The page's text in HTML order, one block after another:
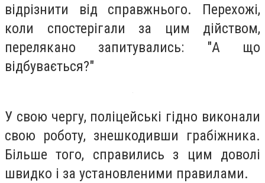
відрізнити від справжнього. Перехожі,
коли спостерігали за цим дійством,
перелякано запитувались: "А що
відбувається?"
У свою чергу, поліцейські гідно виконали
свою роботу, знешкодивши грабіжника.
Більше того, справились з цим доволі
швидко і за установленими правилами.